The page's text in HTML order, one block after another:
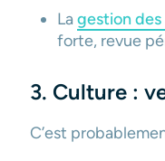
Lagestion des
forte, revue
3. Culture :
C’est